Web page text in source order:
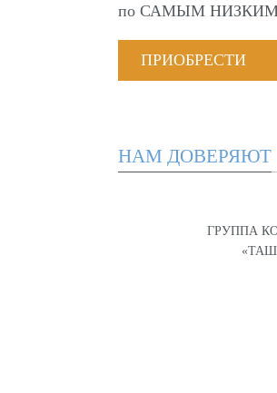
по САМЫМ
ПРИОБРЕСТИ
НАМ ДОВЕРЯЮТ
ГРУППА